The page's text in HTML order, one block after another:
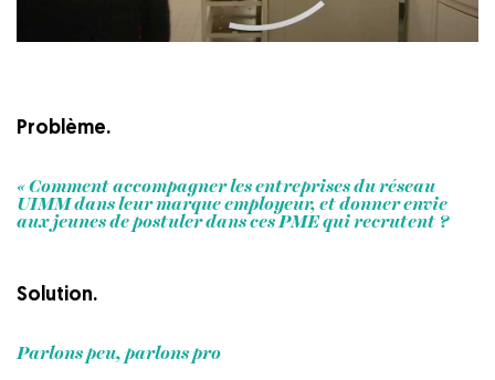
Problème.
« Comment accompagner les entreprises du réseau
UIMM dans leur marque employeur, et donner envie
aux jeunes de postuler dans ces PME qui recrutent ?
Solution.
Parlons peu, parlons pro